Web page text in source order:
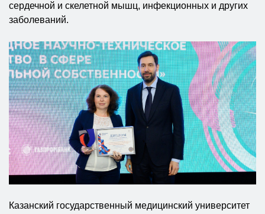
сердечной и скелетной мышц, инфекционных и других
заболеваний.
Казанский государственный медицинский университет